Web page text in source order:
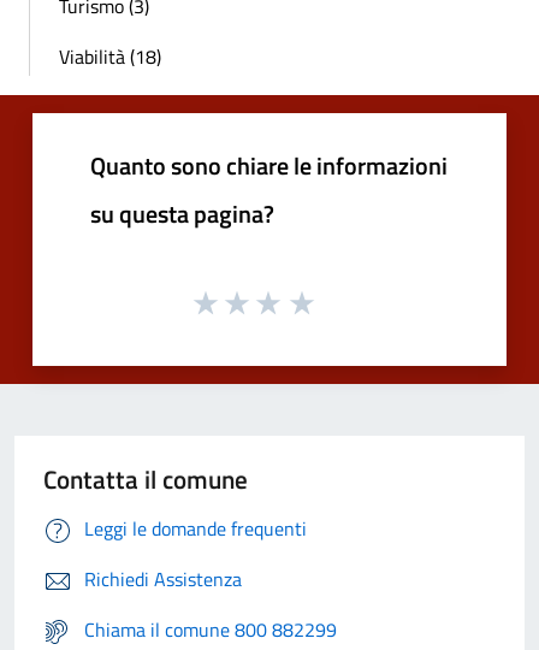
Turismo (3)
Viabilità (18)
Quanto sono chiare le informazioni
su questa pagina?
Contatta il comune
Leggi le domande frequenti
Richiedi Assistenza
Chiama il comune 800 882299